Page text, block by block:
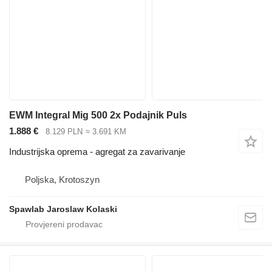
EWM Integral Mig 500 2x Podajnik Puls
1.888 €
8.129 PLN ≈ 3.691 KM
Industrijska oprema - agregat za zavarivanje
Poljska, Krotoszyn
Spawlab Jaroslaw Kolaski